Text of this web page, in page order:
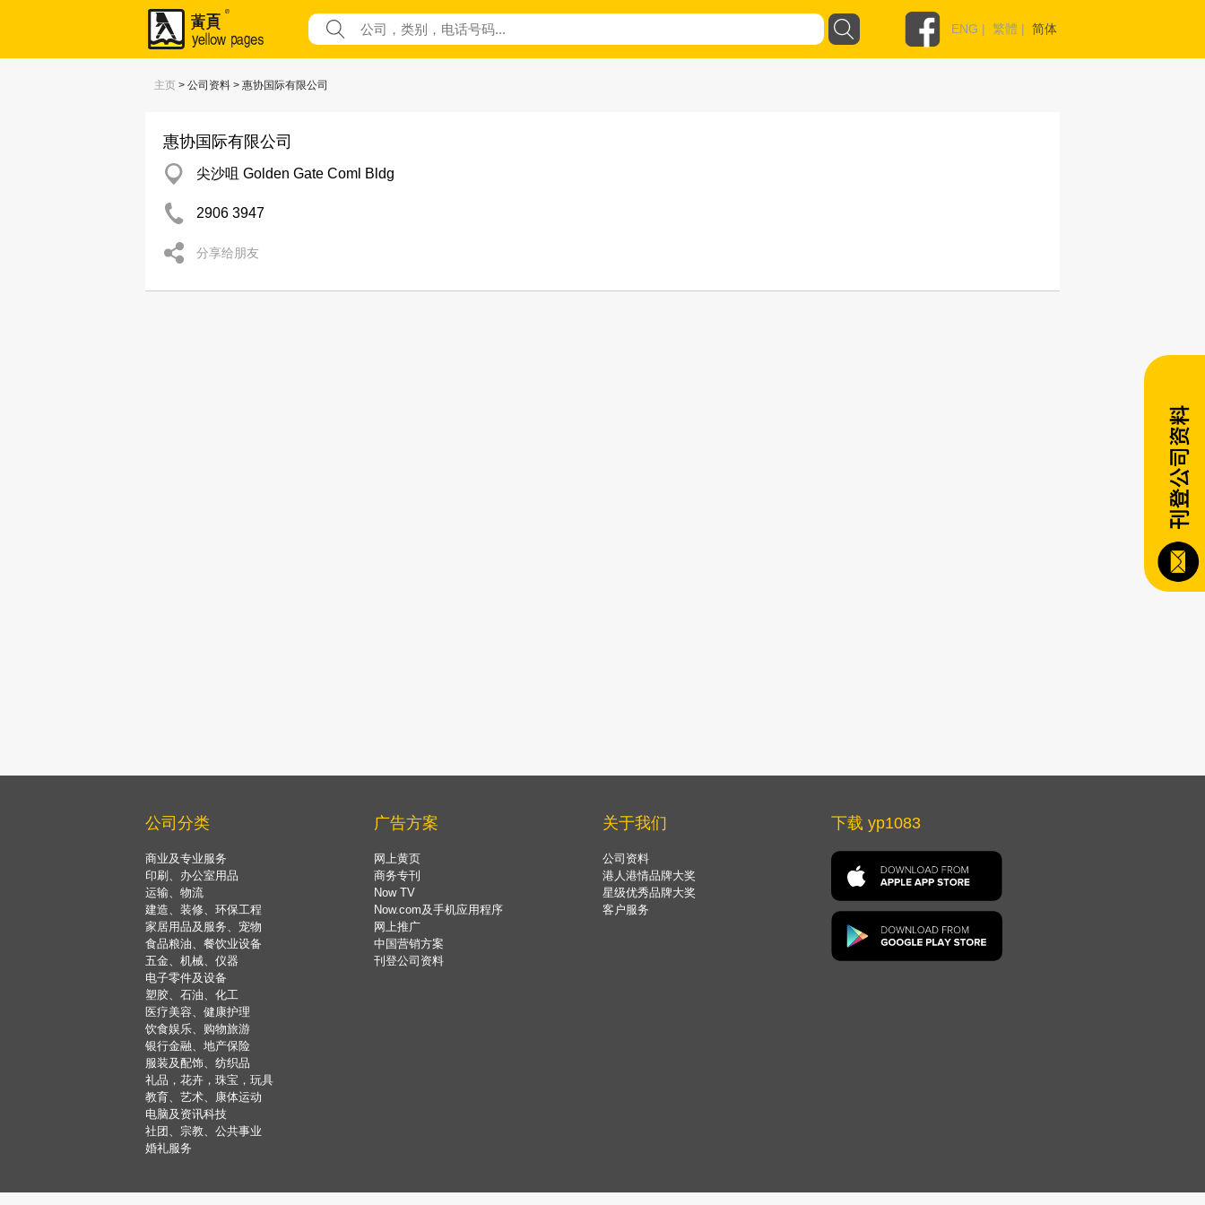
ENG | 繁體 | 简体
主页 > 公司资料 > 惠协国际有限公司
惠协国际有限公司
尖沙咀 Golden Gate Coml Bldg
2906 3947
分享给朋友
公司分类
商业及专业服务
印刷、办公室用品
运输、物流
建造、装修、环保工程
家居用品及服务、宠物
食品粮油、餐饮业设备
五金、机械、仪器
电子零件及设备
塑胶、石油、化工
医疗美容、健康护理
饮食娱乐、购物旅游
银行金融、地产保险
服装及配饰、纺织品
礼品，花卉，珠宝，玩具
教育、艺术、康体运动
电脑及资讯科技
社团、宗教、公共事业
婚礼服务
广告方案
网上黄页
商务专刊
Now TV
Now.com及手机应用程序
网上推广
中国营销方案
刊登公司资料
关于我们
公司资料
港人港情品牌大奖
星级优秀品牌大奖
客户服务
下载 yp1083